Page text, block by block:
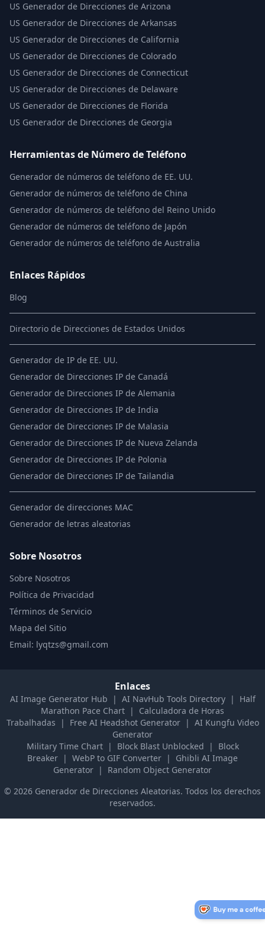
US Generador de Direcciones de Arizona
US Generador de Direcciones de Arkansas
US Generador de Direcciones de California
US Generador de Direcciones de Colorado
US Generador de Direcciones de Connecticut
US Generador de Direcciones de Delaware
US Generador de Direcciones de Florida
US Generador de Direcciones de Georgia
Herramientas de Número de Teléfono
Generador de números de teléfono de EE. UU.
Generador de números de teléfono de China
Generador de números de teléfono del Reino Unido
Generador de números de teléfono de Japón
Generador de números de teléfono de Australia
Enlaces Rápidos
Blog
Directorio de Direcciones de Estados Unidos
Generador de IP de EE. UU.
Generador de Direcciones IP de Canadá
Generador de Direcciones IP de Alemania
Generador de Direcciones IP de India
Generador de Direcciones IP de Malasia
Generador de Direcciones IP de Nueva Zelanda
Generador de Direcciones IP de Polonia
Generador de Direcciones IP de Tailandia
Generador de direcciones MAC
Generador de letras aleatorias
Sobre Nosotros
Sobre Nosotros
Política de Privacidad
Términos de Servicio
Mapa del Sitio
Email: lyqtzs@gmail.com
Enlaces
AI Image Generator Hub | AI NavHub Tools Directory |
Half
Marathon Pace Chart |
Calculadora de Horas
Trabalhadas
| Free AI Headshot Generator | AI Kungfu Video
Generator
Military Time Chart
| Block Blast Unblocked |
Block
Breaker | WebP to GIF Converter |
Ghibli AI Image
Generator |
Random Object Generator
© 2026 Generador de Direcciones Aleatorias. Todos los derechos
reservados.